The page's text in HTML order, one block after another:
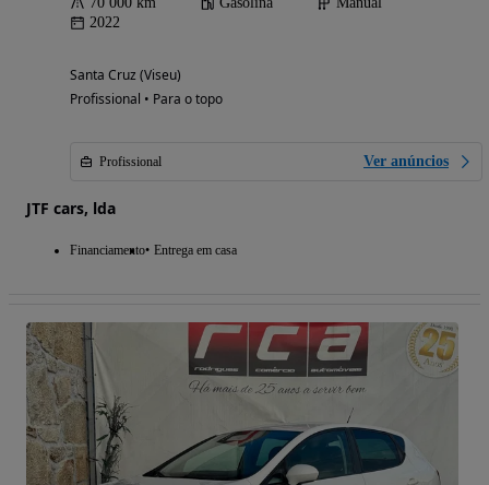
2022
Santa Cruz (Viseu)
Profissional • Para o topo
Profissional Ver anúncios
JTF cars, lda
Financiamento Entrega em casa